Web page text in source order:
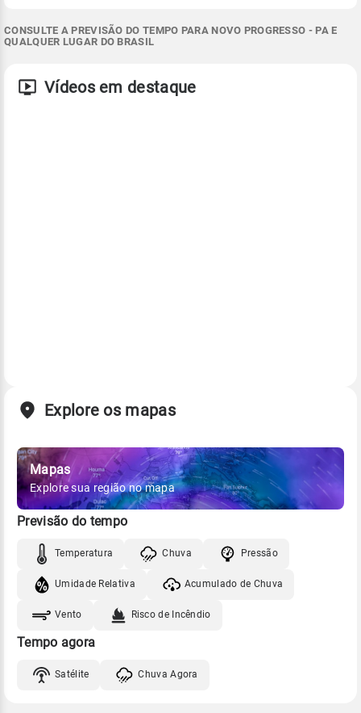
CONSULTE A PREVISÃO DO TEMPO PARA NOVO PROGRESSO - PA E
QUALQUER LUGAR DO BRASIL
Vídeos em destaque
Explore os mapas
Mapas
Explore sua região no mapa
Previsão do tempo
Temperatura Chuva Pressão
Umidade Relativa Acumulado de Chuva
Vento Risco de Incêndio
Tempo agora
Satélite Chuva Agora